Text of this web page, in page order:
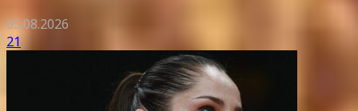
05.08.2026
21